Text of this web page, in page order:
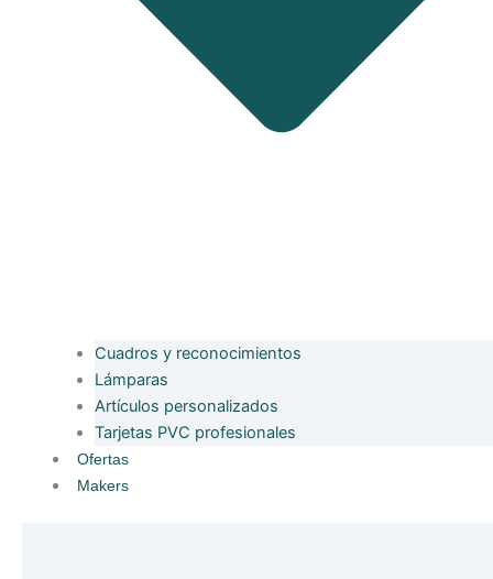
Cuadros y reconocimientos
Lámparas
Artículos personalizados
Tarjetas PVC profesionales
Ofertas
Makers